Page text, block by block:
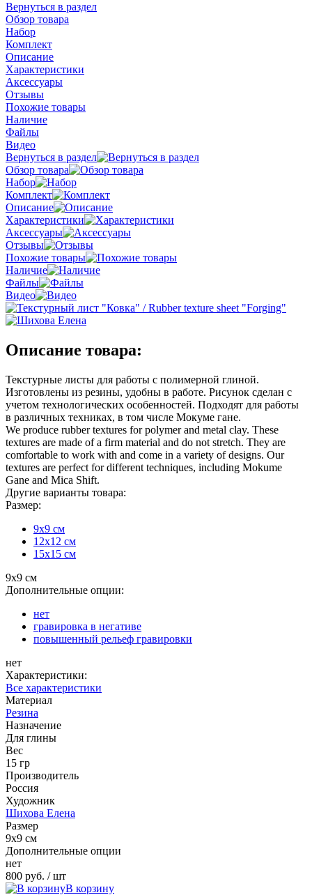
Вернуться в раздел
Обзор товара
Набор
Комплект
Описание
Характеристики
Аксессуары
Отзывы
Похожие товары
Наличие
Файлы
Видео
Вернуться в раздел
Обзор товара
Набор
Комплект
Описание
Характеристики
Аксессуары
Отзывы
Похожие товары
Наличие
Файлы
Видео
Описание товара:
Текстурные листы для работы с полимерной глиной.
Изготовлены из резины, удобны в работе. Рисунок сделан с
учетом технологических особенностей. Подходят для работы
в различных техниках, в том числе Мокуме гане.
We produce rubber textures for polymer and metal clay. These
textures are made of a firm material and do not stretch. They are
comfortable to work with and come in a variety of designs. Our
textures are perfect for different techniques, including Mokume
Gane and Mica Shift.
Другие варианты товара:
Размер:
9х9 см
12х12 см
15х15 см
9х9 см
Дополнительные опции:
нет
гравировка в негативе
повышенный рельеф гравировки
нет
Характеристики:
Все характеристики
Материал
Резина
Назначение
Для глины
Вес
15 гр
Производитель
Россия
Художник
Шихова Елена
Размер
9х9 см
Дополнительные опции
нет
800 руб. / шт
В корзину